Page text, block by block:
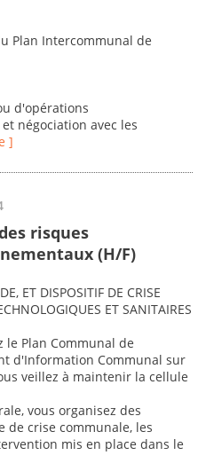
Plan Intercommunal de
d'opérations
négociation avec les
]
risques
(H/F)
ET DISPOSITIF DE CRISE
ET SANITAIRES
le Plan Communal de
d'Information Communal sur
veillez à maintenir la cellule
vous organisez des
de crise communale, les
mis en place dans le